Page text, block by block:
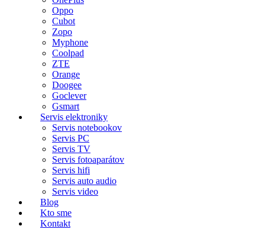
Oppo
Cubot
Zopo
Myphone
Coolpad
ZTE
Orange
Doogee
Goclever
Gsmart
Servis elektroniky
Servis notebookov
Servis PC
Servis TV
Servis fotoaparátov
Servis hifi
Servis auto audio
Servis video
Blog
Kto sme
Kontakt